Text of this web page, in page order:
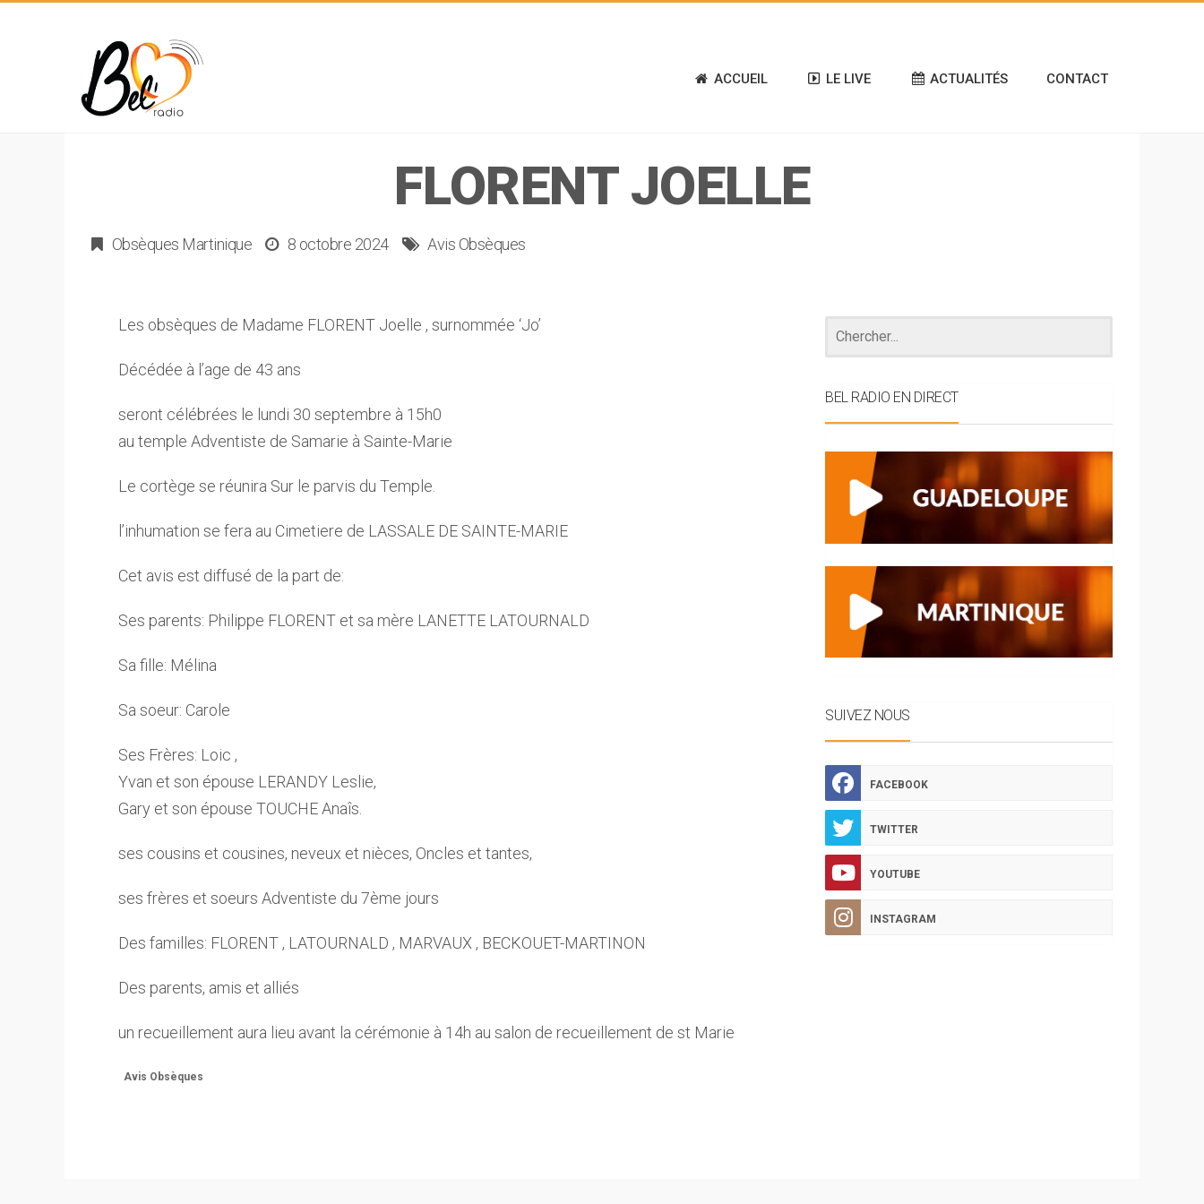
ACCUEIL LE LIVE ACTUALITÉS CONTACT
FLORENT JOELLE
Obsèques Martinique 8 octobre 2024 Avis Obsèques
Les obsèques de Madame FLORENT Joelle , surnommée ‘Jo’
Décédée à l’age de 43 ans
seront célébrées le lundi 30 septembre à 15h0
au temple Adventiste de Samarie à Sainte-Marie
Le cortège se réunira Sur le parvis du Temple.
l’inhumation se fera au Cimetiere de LASSALE DE SAINTE-MARIE
Cet avis est diffusé de la part de:
Ses parents: Philippe FLORENT et sa mère LANETTE LATOURNALD
Sa fille: Mélina
Sa soeur: Carole
Ses Frères: Loic ,
Yvan et son épouse LERANDY Leslie,
Gary et son épouse TOUCHE Anaîs.
ses cousins et cousines, neveux et nièces, Oncles et tantes,
ses frères et soeurs Adventiste du 7ème jours
Des familles: FLORENT , LATOURNALD , MARVAUX , BECKOUET-MARTINON
Des parents, amis et alliés
un recueillement aura lieu avant la cérémonie à 14h au salon de recueillement de st Marie
Avis Obsèques
BEL RADIO EN DIRECT
SUIVEZ NOUS
FACEBOOK
TWITTER
YOUTUBE
INSTAGRAM